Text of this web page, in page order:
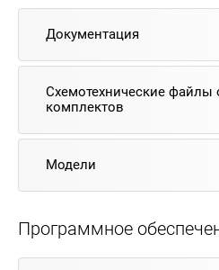
Документация
Схемотехнические файлы
комплектов
Модели
Программное